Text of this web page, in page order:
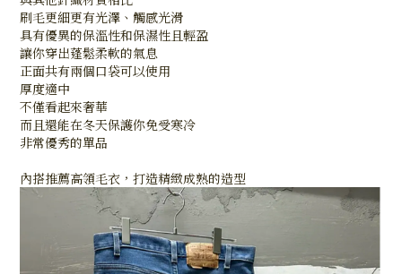
刷毛更細更有光澤、觸感光滑
具有優異的保溫性和保濕性且輕盈
讓你穿出蓬鬆柔軟的氣息
正面共有兩個口袋可以使用
厚度適中
不僅看起來奢華
而且還能在冬天保護你免受寒冷
非常優秀的單品
內搭推薦高領毛衣，打造精緻成熟的造型